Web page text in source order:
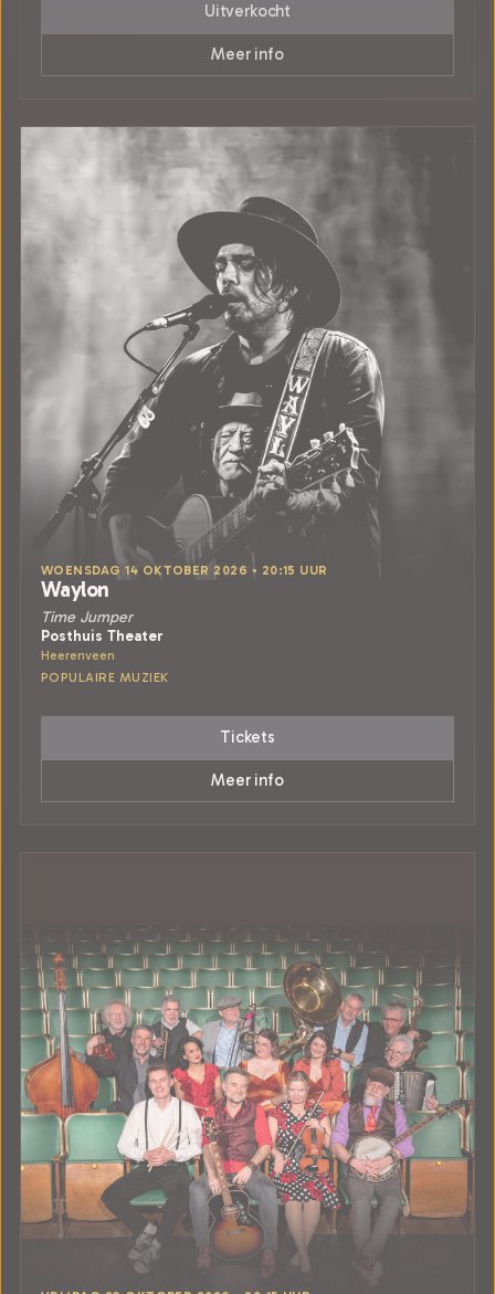
Uitverkocht
Meer info
WOENSDAG 14 OKTOBER 2026 • 20:15 UUR
Waylon
Time Jumper
Posthuis Theater
Heerenveen
POPULAIRE MUZIEK
Tickets
Meer info